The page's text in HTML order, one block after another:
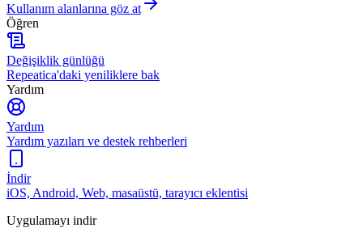
Kullanım alanlarına göz at
Öğren
Değişiklik günlüğü
Repeatica'daki yeniliklere bak
Yardım
Yardım
Yardım yazıları ve destek rehberleri
İndir
iOS, Android, Web, masaüstü, tarayıcı eklentisi
Uygulamayı indir